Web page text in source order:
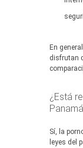
En
disfrutan
¿Está
Sí, la
leyes del